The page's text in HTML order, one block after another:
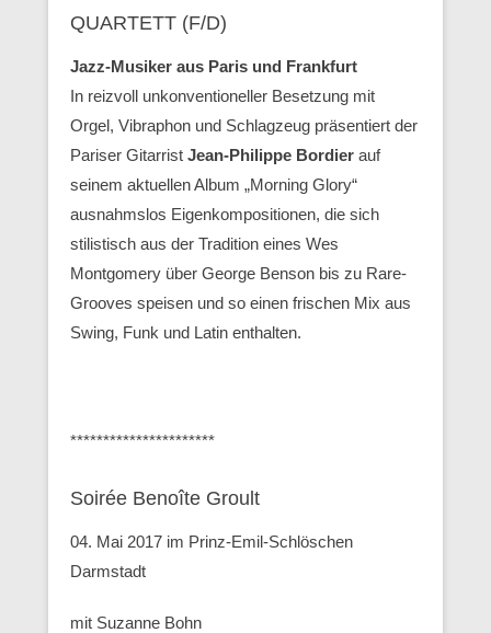
QUARTETT (F/D)
Jazz-Musiker aus Paris und Frankfurt
In reizvoll unkonventioneller Besetzung mit
Orgel, Vibraphon und Schlagzeug präsentiert der
Pariser Gitarrist Jean-Philippe Bordier auf
seinem aktuellen Album „Morning Glory“
ausnahmslos Eigenkompositionen, die sich
stilistisch aus der Tradition eines Wes
Montgomery über George Benson bis zu Rare-
Grooves speisen und so einen frischen Mix aus
Swing, Funk und Latin enthalten.
**********************
Soirée Benoîte Groult
04. Mai 2017 im Prinz-Emil-Schlöschen
Darmstadt
mit Suzanne Bohn